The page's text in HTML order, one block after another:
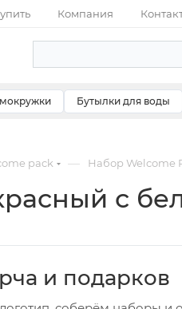
Компания
Бутылки для воды
pack — Набор Welcome
с
и подарков